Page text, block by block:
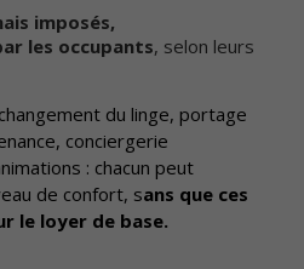
imposés,
les occupants, selon leurs
du linge, portage
conciergerie
: chacun peut
de confort, sans que ces
le loyer de base.